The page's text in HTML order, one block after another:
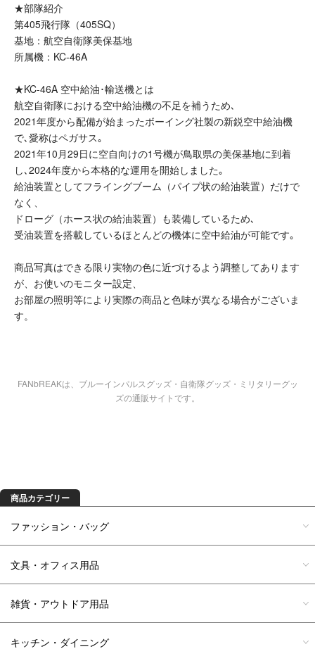
★部隊紹介
第405飛行隊（405SQ）
基地：航空自衛隊美保基地
所属機：KC-46A
★KC-46A 空中給油･輸送機とは
航空自衛隊における空中給油機の不足を補うため､
2021年度から配備が始まったボーイング社製の新鋭空中給油機
で､愛称はペガサス｡
2021年10月29日に空自向けの1号機が鳥取県の美保基地に到着
し､2024年度から本格的な運用を開始しました｡
給油装置としてフライングブーム（パイプ状の給油装置）だけで
なく、
ドローグ（ホース状の給油装置）も装備しているため､
受油装置を搭載しているほとんどの機体に空中給油が可能です｡
商品写真はできる限り実物の色に近づけるよう調整してあります
が、お使いのモニター設定、
お部屋の照明等により実際の商品と色味が異なる場合がございま
す。
FANbREAKは、ブルーインパルスグッズ・自衛隊グッズ・ミリタリーグッ
ズの通販サイトです。
商品カテゴリー
ファッション・バッグ
文具・オフィス用品
雑貨・アウトドア用品
キッチン・ダイニング